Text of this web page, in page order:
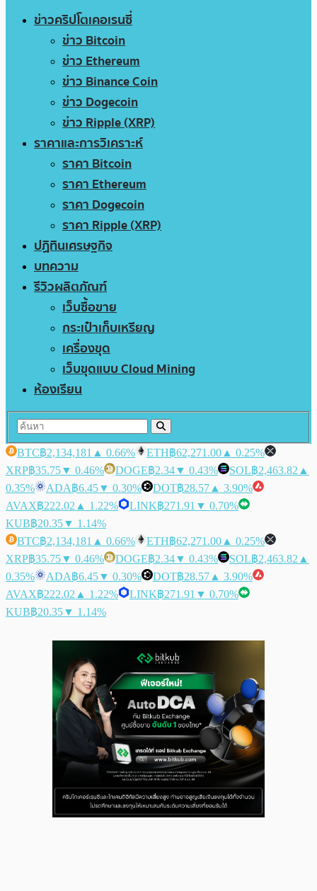
ข่าวคริปโตเคอเรนซี่
ข่าว Bitcoin
ข่าว Ethereum
ข่าว Binance Coin
ข่าว Dogecoin
ข่าว Ripple (XRP)
ราคาและการวิเคราะห์
ราคา Bitcoin
ราคา Ethereum
ราคา Dogecoin
ราคา Ripple (XRP)
ปฏิทินเศรษฐกิจ
บทความ
รีวิวผลิตภัณฑ์
เว็บซื้อขาย
กระเป๋าเก็บเหรียญ
เครื่องขุด
เว็บขุดแบบ Cloud Mining
ห้องเรียน
BTC฿2,134,181 ▲ 0.66% ETH฿62,271.00 ▲ 0.25%
XRP฿35.75▼ 0.46% DOGE฿2.34▼ 0.43% SOL฿2,463.82 ▲
0.35%
ADA฿6.45▼ 0.30% DOT฿28.57 ▲ 3.90%
AVAX฿222.02 ▲ 1.22% LINK฿271.91 ▼ 0.70%
KUB฿20.35▼ 1.14%
BTC฿2,134,181 ▲ 0.66% ETH฿62,271.00 ▲ 0.25%
XRP฿35.75▼ 0.46% DOGE฿2.34▼ 0.43% SOL฿2,463.82 ▲
0.35%
ADA฿6.45▼ 0.30% DOT฿28.57 ▲ 3.90%
AVAX฿222.02 ▲ 1.22% LINK฿271.91 ▼ 0.70%
KUB฿20.35▼ 1.14%